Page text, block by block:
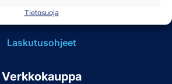
Tietosuoja
seapack@seapack.fi
Laskutusohjeet
Verkkokauppa